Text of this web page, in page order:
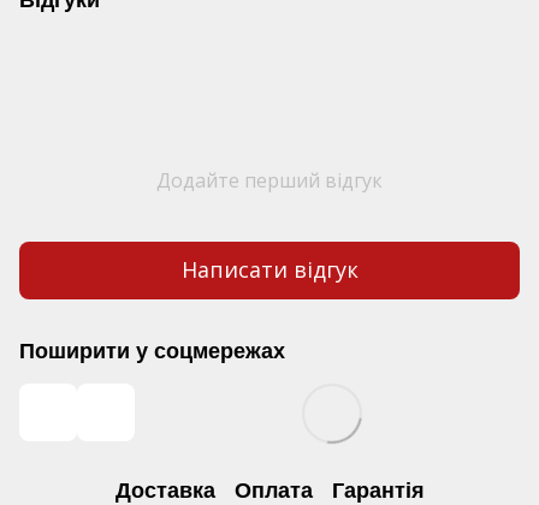
Додайте перший відгук
Написати відгук
Поширити у соцмережах
Доставка Оплата Гарантія